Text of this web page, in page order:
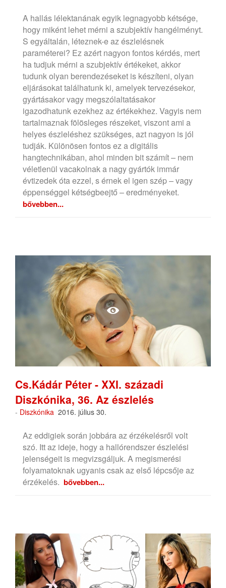
A hallás lélektanának egyik legnagyobb kétsége,
hogy miként lehet mérni a szubjektív hangélményt.
S egyáltalán, léteznek-e az észlelésnek
paraméterei? Ez azért nagyon fontos kérdés, mert
ha tudjuk mérni a szubjektív értékeket, akkor
tudunk olyan berendezéseket is készíteni, olyan
eljárásokat találhatunk ki, amelyek tervezésekor,
gyártásakor vagy megszólaltatásakor
igazodhatunk ezekhez az értékekhez. Vagyis nem
tartalmaznak fölösleges részeket, viszont ami a
helyes észleléshez szükséges, azt nagyon is jól
tudják. Különösen fontos ez a digitális
hangtechnikában, ahol minden bit számít – nem
véletlenül vacakolnak a nagy gyártók immár
évtizedek óta ezzel, s érnek el igen szép – vagy
éppenséggel kétségbeejtő – eredményeket.
bővebben...
Cs.Kádár Péter - XXI. századi
Diszkónika, 36. Az észlelés
- Diszkónika 2016. július 30.
Az eddigiek során jobbára az érzékelésről volt
szó. Itt az ideje, hogy a hallórendszer észlelési
jelenségeit is megvizsgáljuk. A megismerési
folyamatoknak ugyanis csak az első lépcsője az
érzékelés. bővebben...